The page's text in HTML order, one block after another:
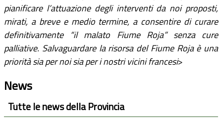
pianificare l’attuazione degli interventi da noi proposti,
mirati, a breve e medio termine, a consentire di curare
definitivamente “il malato Fiume Roja” senza cure
palliative. Salvaguardare la risorsa del Fiume Roja è una
priorità sia per noi sia per i nostri vicini francesi>
News
Tutte le news della Provincia